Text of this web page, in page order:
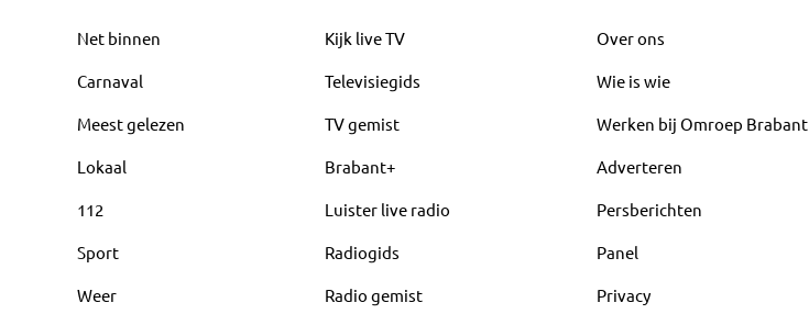
Net binnen
Carnaval
Meest gelezen
Lokaal
112
Sport
Weer
Kijk live TV
Televisiegids
TV gemist
Brabant+
Luister live radio
Radiogids
Radio gemist
Over ons
Wie is wie
Werken bij Omroep Brabant
Adverteren
Persberichten
Panel
Privacy